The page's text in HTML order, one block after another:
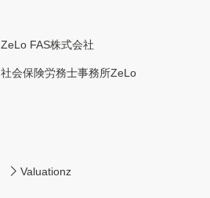
ZeLo FAS株式会社
社会保険労務士事務所ZeLo
Valuationz